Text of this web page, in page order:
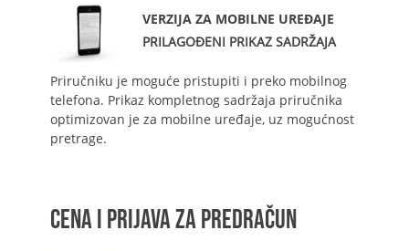
VERZIJA ZA MOBILNE UREĐAJE
PRILAGOĐENI PRIKAZ SADRŽAJA
Priručniku je moguće pristupiti i preko mobilnog
telefona. Prikaz kompletnog sadržaja priručnika
optimizovan je za mobilne uređaje, uz mogućnost
pretrage.
CENA I PRIJAVA ZA PREDRAČUN